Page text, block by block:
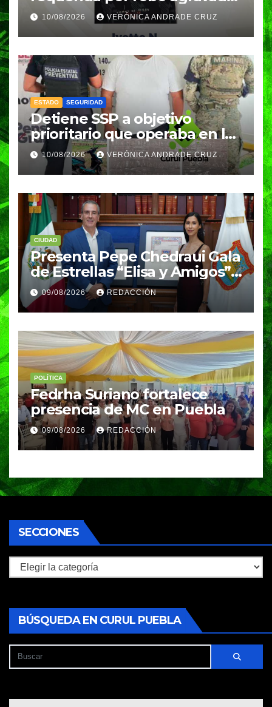
en Ciudad de México
10/08/2026 VERÓNICA ANDRADE CRUZ
ESTADO SEGURIDAD
Detiene SSP a objetivo
prioritario que operaba en la
Mixteca
10/08/2026 VERÓNICA ANDRADE CRUZ
CIUDAD
Presenta Pepe Chedraui Gala
de Estrellas “Elisa y Amigos”
para fortalecer el acceso a la
cultura en Puebla capital
09/08/2026 REDACCIÓN
POLÍTICA
Fedrha Suriano fortalece
presencia de MC en Puebla
09/08/2026 REDACCIÓN
SECCIONES
Secciones
BÚSQUEDA EN CURUL PUEBLA